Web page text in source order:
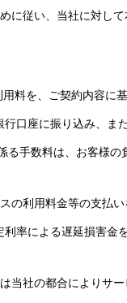
に従い、当社に対し
用料を、ご契約内容
口座に振り込み、ま
る手数料は、お客様の
の利用料金等の支払
率による遅延損害金
当社の都合によりサ